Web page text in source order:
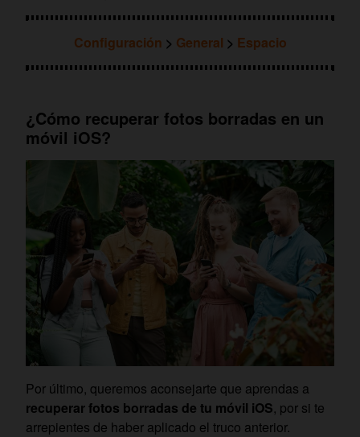
Configuración > General > Espacio
¿Cómo recuperar fotos borradas en un
móvil iOS?
Por último, queremos aconsejarte que aprendas a
recuperar fotos borradas de tu móvil iOS, por si te
arrepientes de haber aplicado el truco anterior.